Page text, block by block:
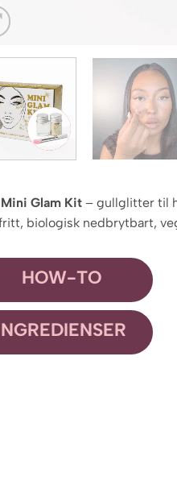
Glam Kit – gullglitter til
biologisk nedbrytbart,
HOW-TO